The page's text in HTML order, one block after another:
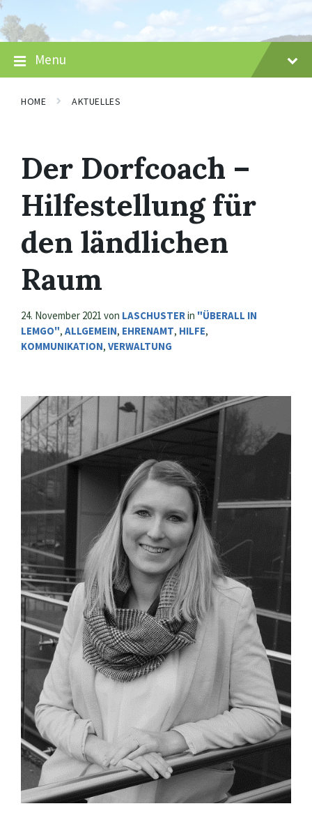
Skip
to
content
Skip
to
main
navigation
Skip
to
footer
Menu
HOME AKTUELLES
Der Dorfcoach –
Hilfestellung für
den ländlichen
Raum
24. November 2021 von LASCHUSTERin "ÜBERALL IN
LEMGO", ALLGEMEIN, EHRENAMT, HILFE,
KOMMUNIKATION, VERWALTUNG